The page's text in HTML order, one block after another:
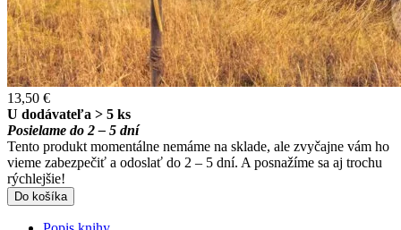
13,50 €
U dodávateľa > 5 ks
Posielame do 2 – 5 dní
Tento produkt momentálne nemáme na sklade, ale zvyčajne vám ho
vieme zabezpečiť a odoslať do 2 – 5 dní. A posnažíme sa aj trochu
rýchlejšie!
Do košíka